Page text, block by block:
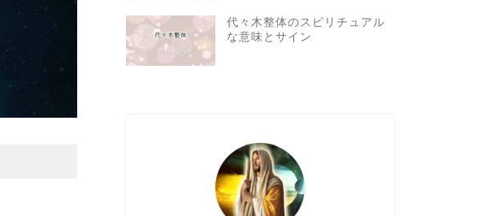
代々木整体のスピリチュアル
な意味とサイン